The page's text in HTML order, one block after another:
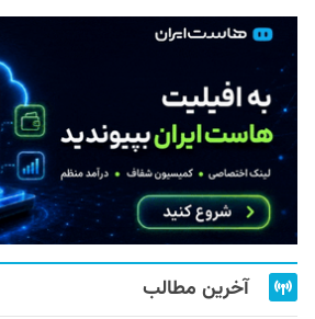
آخرین مطالب